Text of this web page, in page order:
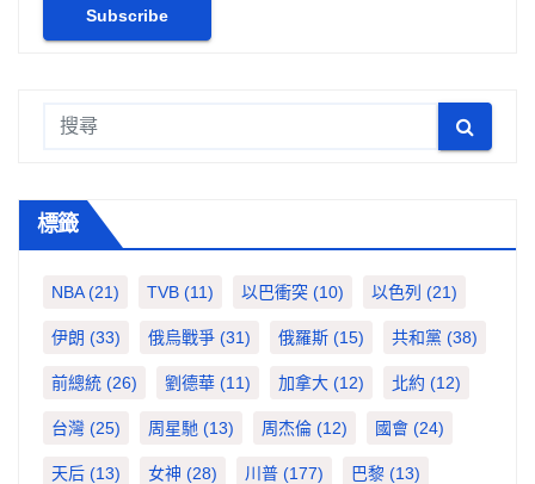
標籤
NBA(21) TVB (11) 以巴衝突 (10) 以色列 (21)
伊朗 (33) 俄烏戰爭 (31) 俄羅斯 (15) 共和黨 (38)
前總統 (26) 劉德華 (11) 加拿大 (12) 北約 (12)
台灣 (25) 周星馳 (13) 周杰倫 (12) 國會 (24)
天后 (13) 女神 (28) 川普 (177) 巴黎 (13)